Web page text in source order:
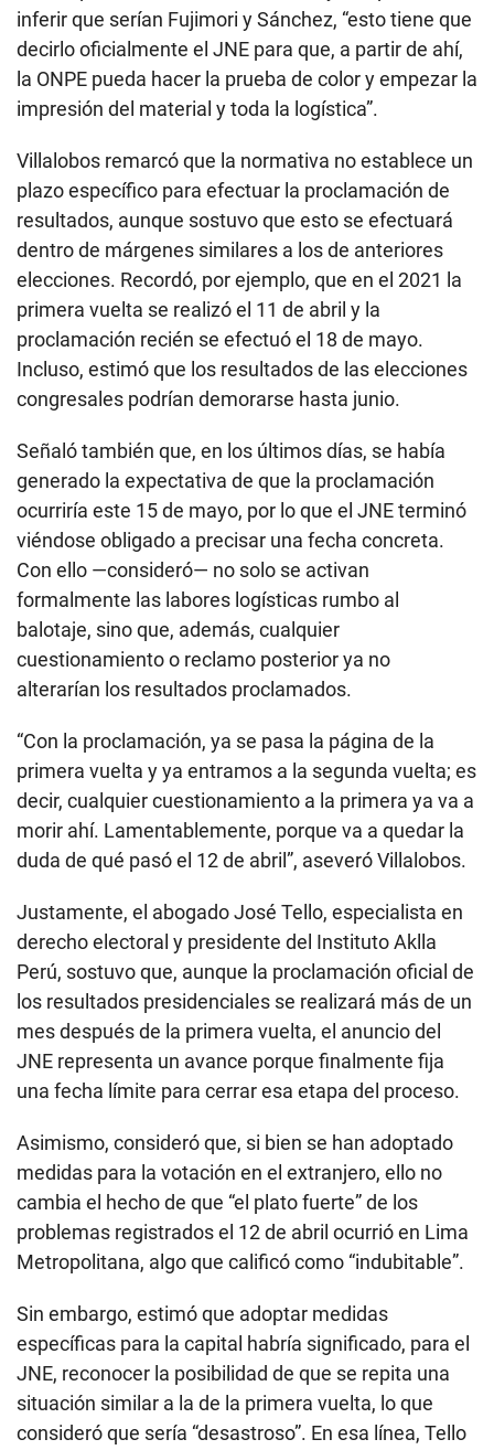
inferir que serían Fujimori y Sánchez, “esto tiene que
decirlo oficialmente el JNE para que, a partir de ahí,
la ONPE pueda hacer la prueba de color y empezar la
impresión del material y toda la logística”.
Villalobos remarcó que la normativa no establece un
plazo específico para efectuar la proclamación de
resultados, aunque sostuvo que esto se efectuará
dentro de márgenes similares a los de anteriores
elecciones. Recordó, por ejemplo, que en el 2021 la
primera vuelta se realizó el 11 de abril y la
proclamación recién se efectuó el 18 de mayo.
Incluso, estimó que los resultados de las elecciones
congresales podrían demorarse hasta junio.
Señaló también que, en los últimos días, se había
generado la expectativa de que la proclamación
ocurriría este 15 de mayo, por lo que el JNE terminó
viéndose obligado a precisar una fecha concreta.
Con ello —consideró— no solo se activan
formalmente las labores logísticas rumbo al
balotaje, sino que, además, cualquier
cuestionamiento o reclamo posterior ya no
alterarían los resultados proclamados.
“Con la proclamación, ya se pasa la página de la
primera vuelta y ya entramos a la segunda vuelta; es
decir, cualquier cuestionamiento a la primera ya va a
morir ahí. Lamentablemente, porque va a quedar la
duda de qué pasó el 12 de abril”, aseveró Villalobos.
Justamente, el abogado José Tello, especialista en
derecho electoral y presidente del Instituto Aklla
Perú, sostuvo que, aunque la proclamación oficial de
los resultados presidenciales se realizará más de un
mes después de la primera vuelta, el anuncio del
JNE representa un avance porque finalmente fija
una fecha límite para cerrar esa etapa del proceso.
Asimismo, consideró que, si bien se han adoptado
medidas para la votación en el extranjero, ello no
cambia el hecho de que “el plato fuerte” de los
problemas registrados el 12 de abril ocurrió en Lima
Metropolitana, algo que calificó como “indubitable”.
Sin embargo, estimó que adoptar medidas
específicas para la capital habría significado, para el
JNE, reconocer la posibilidad de que se repita una
situación similar a la de la primera vuelta, lo que
consideró que sería “desastroso”. En esa línea, Tello